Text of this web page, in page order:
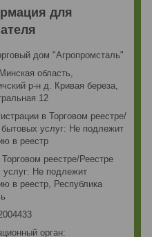
для
дом "Агропромсталь"
область,
р-н д. Кривая береза,
12
в Торговом реестре/
бытовых услуг: Не подлежит
в реестр
реестре/Реестре
услуг: Не подлежит
в реестр, Республика
орган: